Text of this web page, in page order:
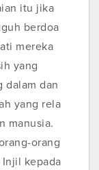
itu jika
berdoa
mereka
yang
dalam dan
yang rela
manusia.
orang
kepada